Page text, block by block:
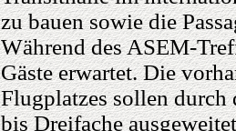
zu bauen sowie die
Während des ASEM-
Gäste erwartet. Die
Flugplatzes sollen durch
bis Dreifache